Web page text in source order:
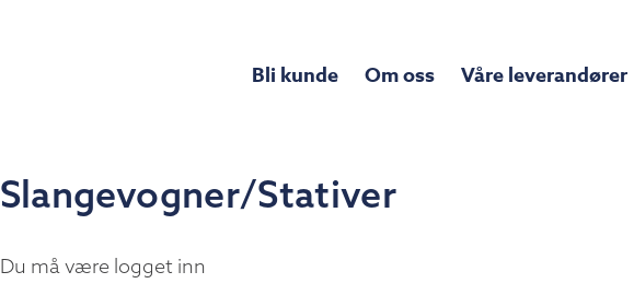
Bli kunde Om oss Våre leverandører
Slangevogner/Stativer
Du må være logget inn